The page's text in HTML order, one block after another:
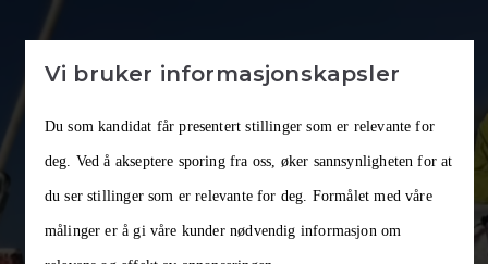
Vi bruker informasjonskapsler
Du som kandidat får presentert stillinger som er relevante for
deg. Ved å akseptere sporing fra oss, øker sannsynligheten for at
du ser stillinger som er relevante for deg. Formålet med våre
målinger er å gi våre kunder nødvendig informasjon om
BPA assistent